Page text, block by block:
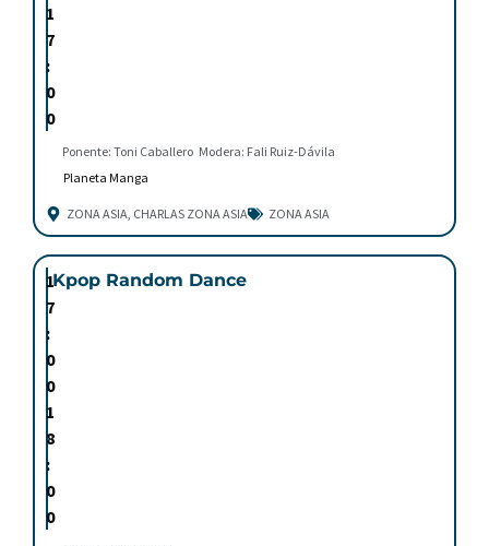
1
7
:
0
0
Ponente: Toni Caballero Modera: Fali Ruiz-Dávila
Planeta Manga
ZONA ASIA CHARLAS ZONA ASIA ZONA ASIA
1
7
:
0
0
1
8
:
0
0
Kpop Random Dance